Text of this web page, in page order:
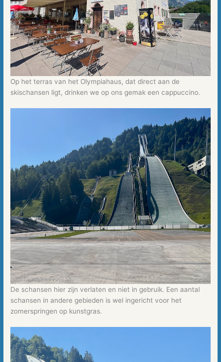
Op het terras van het Olympiahaus, dat direct aan de
skischansen ligt, drinken we op ons gemak een cappuccino.
De schansen hier zijn verlaten en niet in gebruik. Een aantal
schansen in andere gebieden is wel ingericht voor het
zomerspringen op kunstgras.